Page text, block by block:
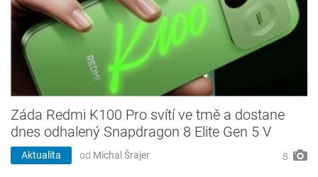
Záda Redmi K100 Pro svítí ve tmě a dostane
dnes odhalený Snapdragon 8 Elite Gen 5 V
Aktualita od Michal Šrajer 8